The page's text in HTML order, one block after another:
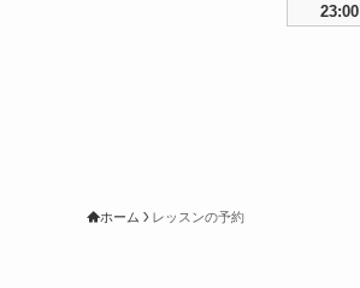
23:00
ホーム レッスンの予約